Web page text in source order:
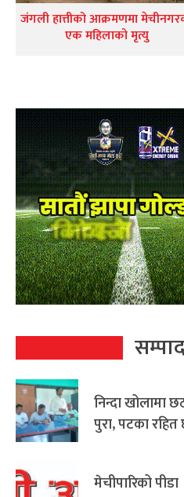
जंगली हात्तीको आक्रमणमा
एक महिलाको मृत्यु
निन्दा खोलामा
पुरा, पटका
मेचीपारिको पीडा